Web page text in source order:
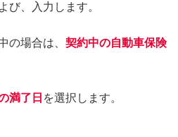
び、入力します。
の場合は、 契約中の自動車保険
満了日 を選択します。